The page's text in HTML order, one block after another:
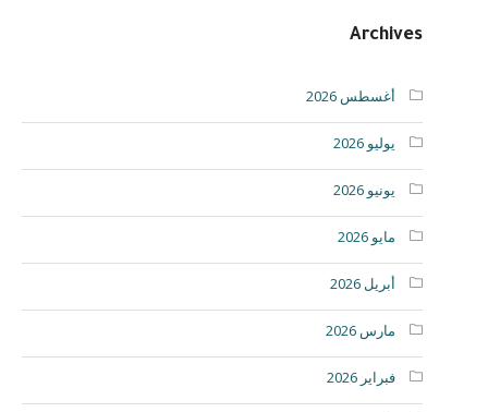
Archives
أغسطس 2026
يوليو 2026
يونيو 2026
مايو 2026
أبريل 2026
مارس 2026
فبراير 2026